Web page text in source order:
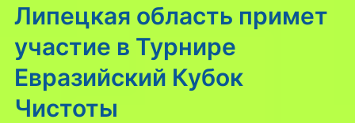
Липецкая область примет
участие в Турнире
Евразийский Кубок
Чистоты